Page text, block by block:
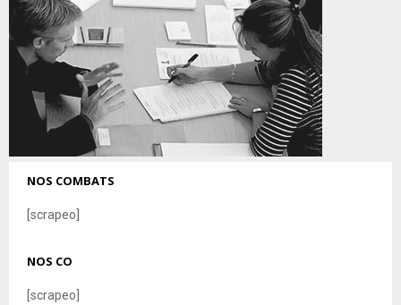
NOS COMBATS
[scrapeo]
NOS CO
[scrapeo]